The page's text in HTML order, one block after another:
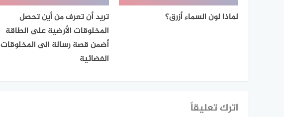
لماذا لون السماء أزرق؟
تريد أن تعرف من أين تحصل
المخلوقات الأرضية على الطاقة
أضمن قصة رسالة الى المخلوقات
الفضائية
اترك تعليقاً